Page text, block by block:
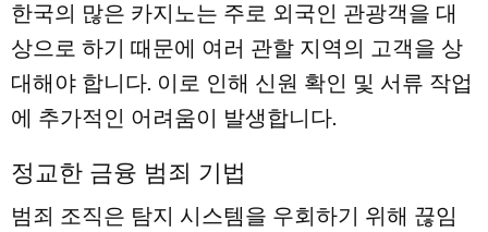
한국의 많은 카지노는 주로 외국인 관광객을 대
상으로 하기 때문에 여러 관할 지역의 고객을 상
대해야 합니다. 이로 인해 신원 확인 및 서류 작업
에 추가적인 어려움이 발생합니다.
정교한 금융 범죄 기법
범죄 조직은 탐지 시스템을 우회하기 위해 끊임